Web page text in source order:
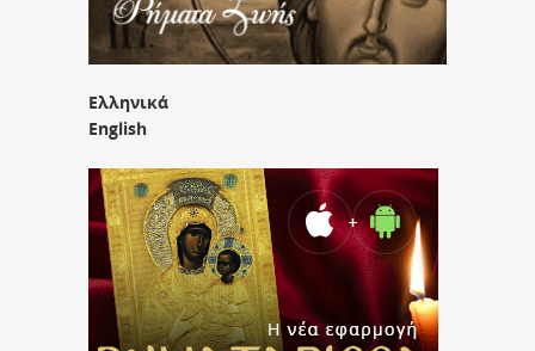
Ελληνικά
English